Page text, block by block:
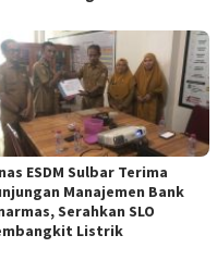
ESDM Sulbar Terima
Manajemen Bank
Serahkan SLO
Listrik